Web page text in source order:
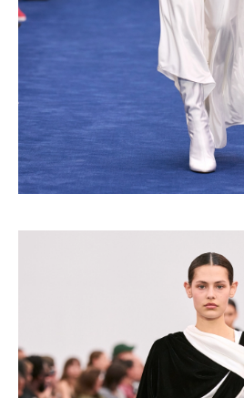
Turkuvaz Haberleşme
A.Ş. tarafından
https://vogue.com.tr/
üzerinden sunulan ürün
hizmetlere ilişkin reklam,
pazarlama ve kutlama/
amaçlı her türlü e-
soyad ve e-posta adresi
işlenmesine açık rıza
KAYDET